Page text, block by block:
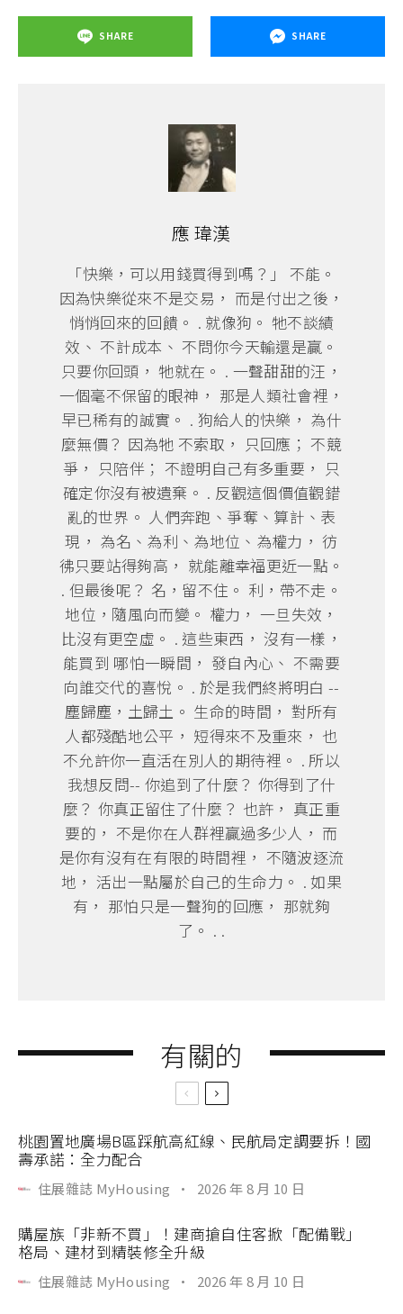
SHARE SHARE
應 瑋漢
「快樂，可以用錢買得到嗎？」 不能。
因為快樂從來不是交易， 而是付出之後，
悄悄回來的回饋。 . 就像狗。 牠不談績
效、 不計成本、 不問你今天輸還是贏。
只要你回頭， 牠就在。 . 一聲甜甜的汪，
一個毫不保留的眼神， 那是人類社會裡，
早已稀有的誠實。 . 狗給人的快樂， 為什
麼無價？ 因為牠 不索取， 只回應； 不競
爭， 只陪伴； 不證明自己有多重要， 只
確定你沒有被遺棄。 . 反觀這個價值觀錯
亂的世界。 人們奔跑、爭奪、算計、表
現， 為名、為利、為地位、為權力， 彷
彿只要站得夠高， 就能離幸福更近一點。
. 但最後呢？ 名，留不住。 利，帶不走。
地位，隨風向而變。 權力， 一旦失效，
比沒有更空虛。 . 這些東西， 沒有一樣，
能買到 哪怕一瞬間， 發自內心、 不需要
向誰交代的喜悅。 . 於是我們終將明白 --
塵歸塵，土歸土。 生命的時間， 對所有
人都殘酷地公平， 短得來不及重來， 也
不允許你一直活在別人的期待裡。 . 所以
我想反問-- 你追到了什麼？ 你得到了什
麼？ 你真正留住了什麼？ 也許， 真正重
要的， 不是你在人群裡贏過多少人， 而
是你有沒有在有限的時間裡， 不隨波逐流
地， 活出一點屬於自己的生命力。 . 如果
有， 那怕只是一聲狗的回應， 那就夠
了。 . .
有關的
桃園置地廣場B區踩航高紅線、民航局定調要拆！國
壽承諾：全力配合
住展雜誌 MyHousing · 2026 年 8 月 10 日
購屋族「非新不買」！建商搶自住客掀「配備戰」
格局、建材到精裝修全升級
住展雜誌 MyHousing · 2026 年 8 月 10 日